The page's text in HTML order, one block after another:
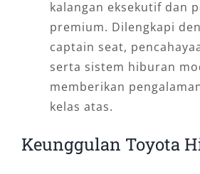
kalangan eksekutif dan
premium. Dilengkapi
captain seat,
serta sistem hiburan
memberikan
kelas atas.
Keunggulan Toyota